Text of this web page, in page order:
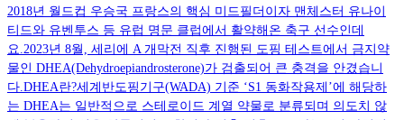
2018년 월드컵 우승국 프랑스의 핵심 미드필더이자 맨체스터 유나이
티드와 유벤투스 등 유럽 명문 클럽에서 활약해온 축구 선수인데
요.2023년 8월, 세리에 A 개막전 직후 진행된 도핑 테스트에서 금지약
물인 DHEA(Dehydroepiandrosterone)가 검출되어 큰 충격을 안겼습니
다.DHEA란?세계반도핑기구(WADA) 기준 ‘S1 동화작용제’에 해당하
는 DHEA는 일반적으로 스테로이드 계열 약물로 분류되며 의도치 않